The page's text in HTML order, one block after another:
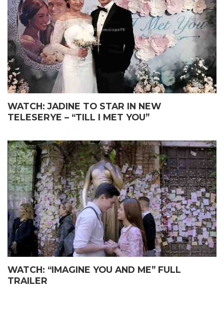
WATCH: JADINE TO STAR IN NEW
TELESERYE – “TILL I MET YOU”
WATCH: “IMAGINE YOU AND ME” FULL
TRAILER